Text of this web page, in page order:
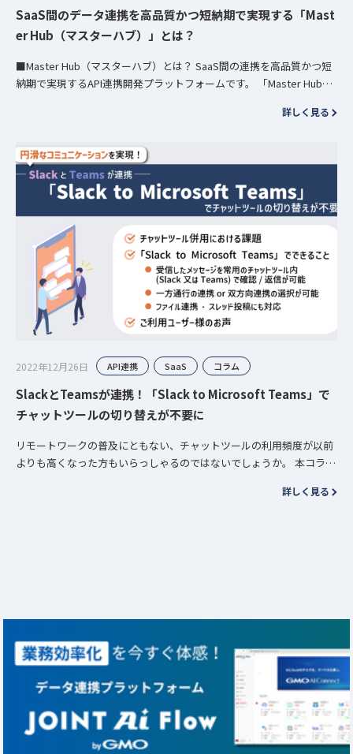
SaaS間のデータ連携を高品質かつ短納期で実現する「Mast
er Hub（マスターハブ）」とは？
■Master Hub（マスターハブ）とは？ SaaS間の連携を高品質かつ短
納期で実現するAPI連携開発プラットフォームです。 「Master Hub」
詳しく見る
2022年12月26日 API連携 SaaS コラム
SlackとTeamsが連携！「Slack to Microsoft Teams」で
チャットツールの切り替えが不要に
リモートワークの普及にともない、チャットツールの利用頻度が以前
よりも高くなった方もいらっしゃるのではないでしょうか。 本コラム
詳しく見る